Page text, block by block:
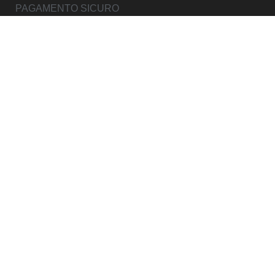
PAGAMENTO SICURO